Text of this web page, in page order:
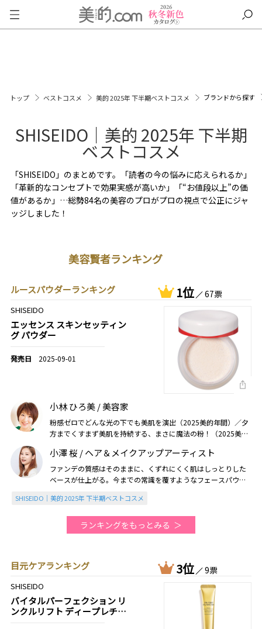
トップ ベストコスメ 美的 2025年 下半期ベストコスメ ブランドから探す
SHISEIDO｜美的 2025年 下半期
ベストコスメ
「SHISEIDO」のまとめです。「読者の今の悩みに応えられるか」
「革新的なコンセプトで効果実感が高いか」「“お値段以上”の価
値があるか」…総勢84名の美容のプロがプロの視点で公正にジャ
ッジしました！
美容賢者ランキング
ルースパウダーランキング 1位 67票
SHISEIDO
エッセンス スキンセッティン
グ パウダー
2025-09-01
小林 ひろ美 / 美容家
粉感ゼロでどんな光の下でも美肌を演出（2025美的年間）／夕
方までくすまず美肌を持続する、まさに魔法の粉！（2025美的
小澤 桜 / ヘア＆メイクアップアーティスト
ファンデの質感はそのままに、くずれにくく肌はしっとりした
ベースが仕上がる。今までの常識を覆すようなフェースパウダ
SHISEIDO｜美的 2025年 下半期ベストコスメ
ランキングをもっとみる
目元ケアランキング 3位 9票
SHISEIDO
バイタルパーフェクション リ
ンクルリフト ディープレチノ